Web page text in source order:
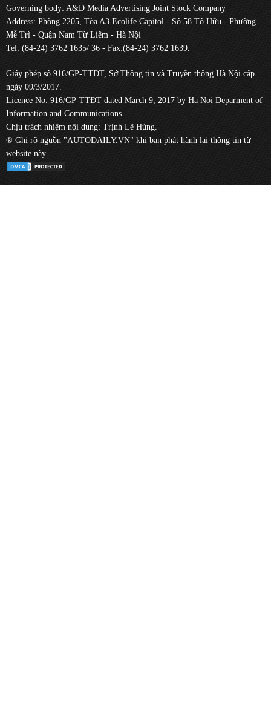
Governing body: A&D Media Advertising Joint Stock Company
Address: Phòng 2205, Tòa A3 Ecolife Capitol - Số 58 Tố Hữu - Phường
Mễ Trì - Quận Nam Từ Liêm - Hà Nội
Tel: (84-24) 3762 1635/ 36 - Fax:(84-24) 3762 1639.
Giấy phép số 916/GP-TTĐT, Sở Thông tin và Truyền thông Hà Nội cấp
ngày 09/3/2017.
Licence No. 916/GP-TTĐT dated March 9, 2017 by Ha Noi Deparment of
Information and Communications.
Chịu trách nhiệm nội dung: Trịnh Lê Hùng.
® Ghi rõ nguồn "AUTODAILY.VN" khi bạn phát hành lại thông tin từ
website này.